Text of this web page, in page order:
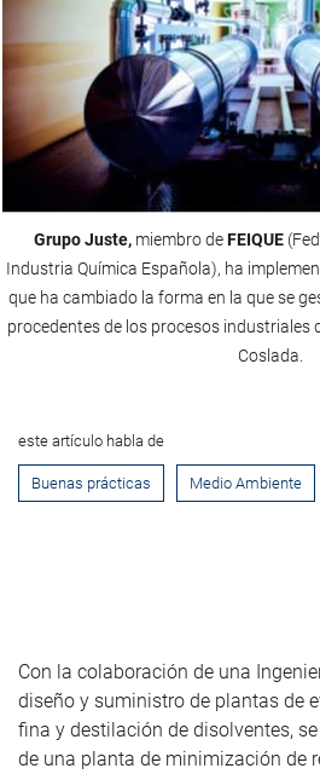
Grupo Juste, miembro deFEIQUE
Industria Química Española), ha
que ha cambiado la forma en la que se
procedentes de los procesos industriales
Coslada.
este artículo habla de
Buenas prácticas Medio Ambiente
Con la colaboración de una
diseño y suministro de plantas de
fina y destilación de disolventes,
de una planta de minimización de